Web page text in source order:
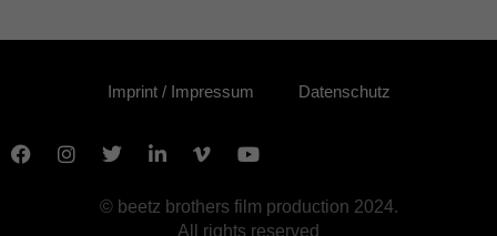
Imprint / Impressum Datenschutz
© beetz brothers film production 2024.
All rights reserved